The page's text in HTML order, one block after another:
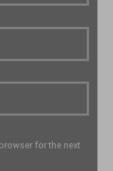
for the next